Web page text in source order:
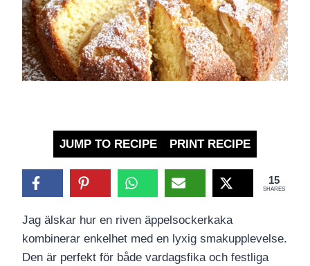
JUMP TO RECIPE PRINT RECIPE
15
SHARES
Jag älskar hur en riven äppelsockerkaka
kombinerar enkelhet med en lyxig smakupplevelse.
Den är perfekt för både vardagsfika och festliga